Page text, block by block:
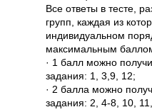
Все ответы в тесте,
групп, каждая из
индивидуальном
максимальным
· 1 балл можно
задания: 1, 3,9, 12;
· 2 балла можно
задания: 2, 4-8, 10,